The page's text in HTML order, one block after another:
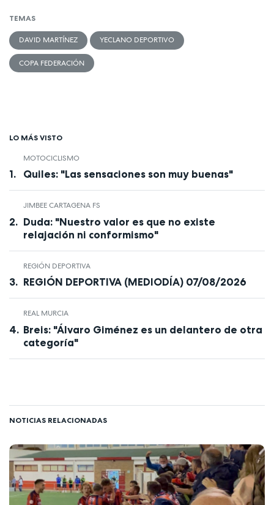
TEMAS
DAVID MARTÍNEZ YECLANO DEPORTIVO
COPA FEDERACIÓN
LO MÁS VISTO
MOTOCICLISMO
Quiles: "Las sensaciones son muy buenas"
JIMBEE CARTAGENA FS
Duda: "Nuestro valor es que no existe
relajación ni conformismo"
REGIÓN DEPORTIVA
REGIÓN DEPORTIVA (MEDIODÍA) 07/08/2026
REAL MURCIA
Breis: "Álvaro Giménez es un delantero de otra
categoría"
NOTICIAS RELACIONADAS